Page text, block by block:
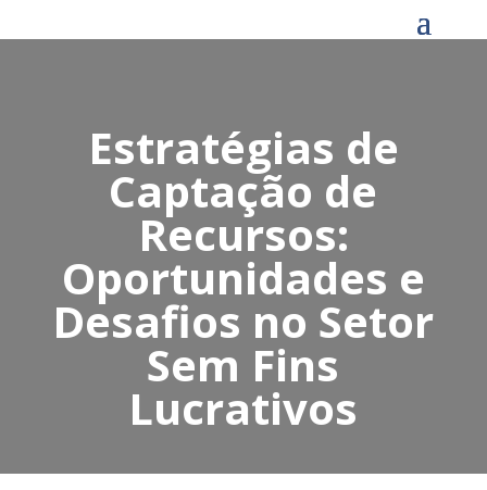
Estratégias de
Captação de
Recursos:
Oportunidades e
Desafios no Setor
Sem Fins
Lucrativos